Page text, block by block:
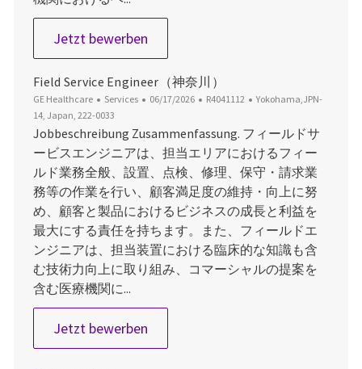
Jetzt bewerbenField Service Engineer（多摩）
Field Service Engineer（神奈川）
GE Healthcare Kategorie
Services Datum der Veröffentlichung
06/17/2026 Job-ID
R4041112 Ort
Yokohama,JPN-
14, Japan, 222-0033
Jobbeschreibung Zusammenfassung. フィールドサ
ービスエンジニアは、担当エリアにおけるフィー
ルド業務全般、設置、点検、修理、保守・請求業
務等の作業を行い、顧客満足度の維持・向上に努
め、顧客と製品におけるビジネスの成長と利益を
最大にする責任を持ちます。また、フィールドエ
ンジニアは、担当装置における臨床的な知識も含
む技術力向上に取り組み、コマーシャルの提案を
含む医療機関に...
Jetzt bewerbenField Service Engineer（神奈川）